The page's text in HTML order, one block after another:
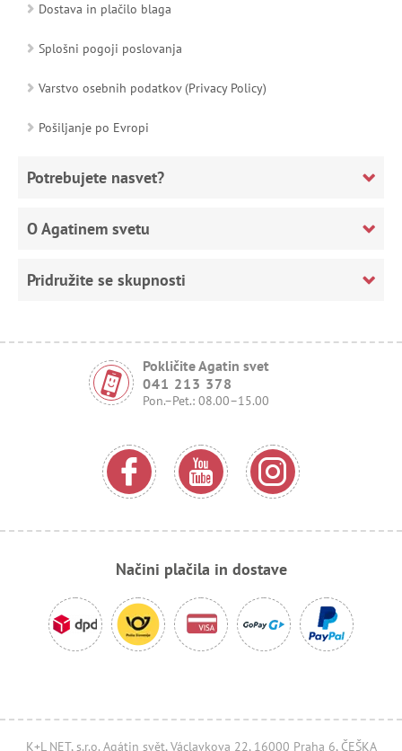
Dostava in plačilo blaga
Splošni pogoji poslovanja
Varstvo osebnih podatkov (Privacy Policy)
Pošiljanje po Evropi
Potrebujete nasvet?
O Agatinem svetu
Pridružite se skupnosti
Pokličite Agatin svet
041 213 378
Pon.–Pet.: 08.00–15.00
Načini plačila in dostave
K+L NET, s.r.o. Agátin svět, Václavkova 22, 16000 Praha 6, ČEŠKA